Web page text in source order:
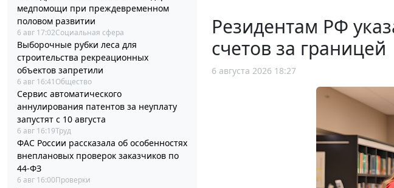
медпомощи при преждевременном
половом развитии
6 авг 17:02Социальная сфера
Выборочные рубки леса для
строительства рекреационных
объектов запретили
6 авг 16:41 Общество
Сервис автоматического
аннулирования патентов за неуплату
запустят с 10 августа
6 авг 16:19Труд
ФАС России рассказала об особенностях
внеплановых проверок заказчиков по
44-ФЗ
6 авг 16:00Проверки
Резидентам РФ
счетов за границей
6 августа 2026 18:27